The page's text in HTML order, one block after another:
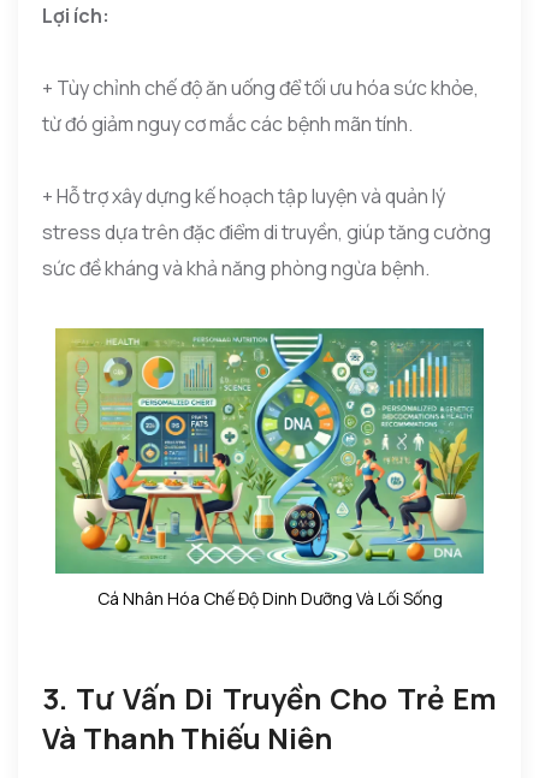
Lợi ích:
+ Tùy chỉnh chế độ ăn uống để tối ưu hóa sức khỏe,
từ đó giảm nguy cơ mắc các bệnh mãn tính.
+ Hỗ trợ xây dựng kế hoạch tập luyện và quản lý
stress dựa trên đặc điểm di truyền, giúp tăng cường
sức đề kháng và khả năng phòng ngừa bệnh.
Cá Nhân Hóa Chế Độ Dinh Dưỡng Và Lối Sống
3. Tư Vấn Di Truyền Cho Trẻ Em
Và Thanh Thiếu Niên